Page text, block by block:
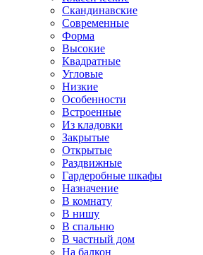
Скандинавские
Современные
Форма
Высокие
Квадратные
Угловые
Низкие
Особенности
Встроенные
Из кладовки
Закрытые
Открытые
Раздвижные
Гардеробные шкафы
Назначение
В комнату
В нишу
В спальню
В частный дом
На балкон